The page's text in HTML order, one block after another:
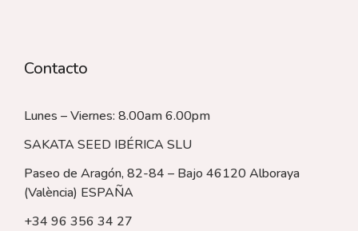
Contacto
Lunes – Viernes: 8.00am 6.00pm
SAKATA SEED IBÉRICA SLU
Paseo de Aragón, 82-84 – Bajo 46120 Alboraya
(València) ESPAÑA
+34 96 356 34 27